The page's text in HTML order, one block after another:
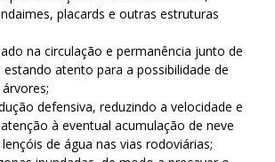
placards e outras estruturas
na circulação e permanência junto de
atento para a possibilidade de
defensiva, reduzindo a velocidade e
à eventual acumulação de neve
de água nas vias rodoviárias;